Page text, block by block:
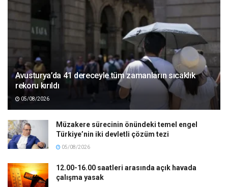
Avusturya’da 41 dereceyle tüm zamanların sıcaklık
rekoru kırıldı
05/08/2026
Müzakere sürecinin önündeki temel engel
Türkiye’nin iki devletli çözüm tezi
05/08/2026
12.00-16.00 saatleri arasında açık havada
çalışma yasak